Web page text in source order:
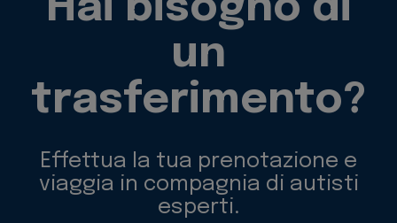
un
trasferimento?
Effettua la tua prenotazione e
viaggia in compagnia di autisti
esperti.